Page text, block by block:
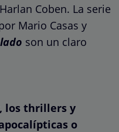
Coben. La serie
Mario Casas y
son un claro
los thrillers y
o